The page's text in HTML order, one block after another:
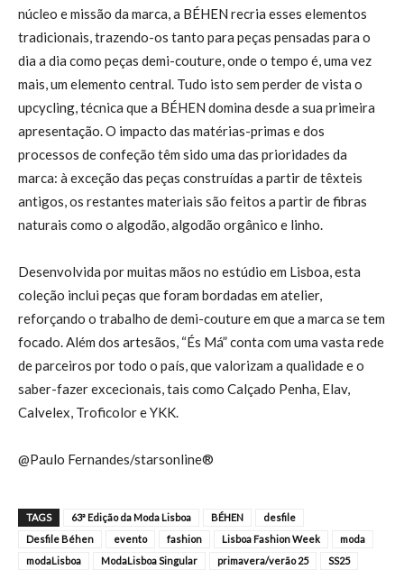
núcleo e missão da marca, a BÉHEN recria esses elementos
tradicionais, trazendo-os tanto para peças pensadas para o
dia a dia como peças demi-couture, onde o tempo é, uma vez
mais, um elemento central. Tudo isto sem perder de vista o
upcycling, técnica que a BÉHEN domina desde a sua primeira
apresentação. O impacto das matérias-primas e dos
processos de confeção têm sido uma das prioridades da
marca: à exceção das peças construídas a partir de têxteis
antigos, os restantes materiais são feitos a partir de fibras
naturais como o algodão, algodão orgânico e linho.
Desenvolvida por muitas mãos no estúdio em Lisboa, esta
coleção inclui peças que foram bordadas em atelier,
reforçando o trabalho de demi-couture em que a marca se tem
focado. Além dos artesãos, “És Má” conta com uma vasta rede
de parceiros por todo o país, que valorizam a qualidade e o
saber-fazer excecionais, tais como Calçado Penha, Elav,
Calvelex, Troficolor e YKK.
@Paulo Fernandes/starsonline®
TAGS 63ª Edição da Moda Lisboa BÉHEN
desfile
Desfile Béhen
evento fashion Lisboa Fashion Week
moda
modaLisboa
ModaLisboa Singular primavera/verão 25 SS25